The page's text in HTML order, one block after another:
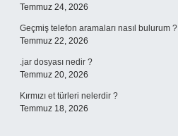
Temmuz 24, 2026
Geçmiş telefon aramaları nasıl bulurum ?
Temmuz 22, 2026
.jar dosyası nedir ?
Temmuz 20, 2026
Kırmızı et türleri nelerdir ?
Temmuz 18, 2026